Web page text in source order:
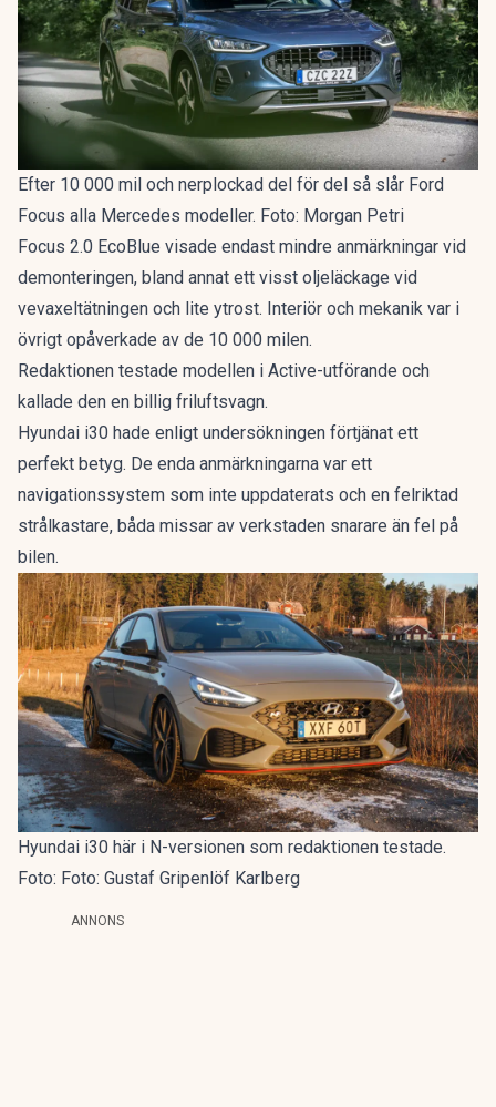
Efter 10 000 mil och nerplockad del för del så slår Ford
Focus alla Mercedes modeller. Foto: Morgan Petri
Focus 2.0 EcoBlue visade endast mindre anmärkningar vid
demonteringen, bland annat ett visst oljeläckage vid
vevaxeltätningen och lite ytrost. Interiör och mekanik var i
övrigt opåverkade av de 10 000 milen.
Redaktionen testade modellen i Active-utförande och
kallade den en billig friluftsvagn.
Hyundai i30 hade enligt undersökningen förtjänat ett
perfekt betyg. De enda anmärkningarna var ett
navigationssystem som inte uppdaterats och en felriktad
strålkastare, båda missar av verkstaden snarare än fel på
bilen.
Hyundai i30 här i N-versionen som redaktionen testade.
Foto: Foto: Gustaf Gripenlöf Karlberg
ANNONS